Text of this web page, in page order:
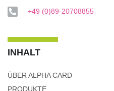
+49 (0)89-20708855
INHALT
ÜBER ALPHA CARD
PRODUKTE